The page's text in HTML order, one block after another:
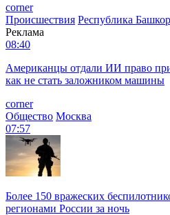
corner
Происшествия Республика
Реклама
08:40
Американцы отдали ИИ право
как не стать заложником машины
corner
Общество Москва
07:57
Более 150 вражеских
регионами России за ночь